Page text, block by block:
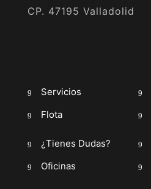
CP. 47195 Valladolid
Servicios
Flota
¿Tienes Dudas?
Oficinas